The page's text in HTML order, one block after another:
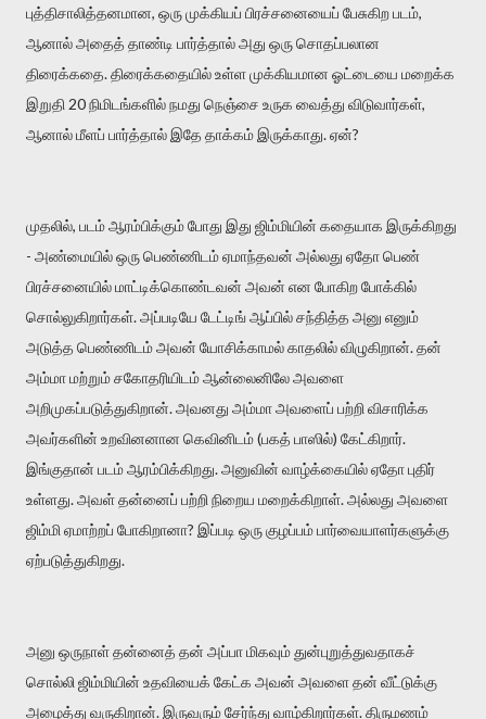
புத்திசாலித்தனமான, ஒரு முக்கியப் பிரச்சனையைப் பேசுகிற படம்,
ஆனால் அதைத் தாண்டி பார்த்தால் அது ஒரு சொதப்பலான
திரைக்கதை. திரைக்கதையில் உள்ள முக்கியமான ஓட்டையை மறைக்க
இறுதி 20 நிமிடங்களில் நமது நெஞ்சை உருக வைத்து விடுவார்கள்,
ஆனால் மீளப் பார்த்தால் இதே தாக்கம் இருக்காது. ஏன்?
முதலில், படம் ஆரம்பிக்கும் போது இது ஜிம்மியின் கதையாக இருக்கிறது
- அண்மையில் ஒரு பெண்ணிடம் ஏமாந்தவன் அல்லது ஏதோ பெண்
பிரச்சனையில் மாட்டிக்கொண்டவன் அவன் என போகிற போக்கில்
சொல்லுகிறார்கள். அப்படியே டேட்டிங் ஆப்பில் சந்தித்த அனு எனும்
அடுத்த பெண்ணிடம் அவன் யோசிக்காமல் காதலில் விழுகிறான். தன்
அம்மா மற்றும் சகோதரியிடம் ஆன்லைனிலே அவளை
அறிமுகப்படுத்துகிறான். அவனது அம்மா அவளைப் பற்றி விசாரிக்க
அவர்களின் உறவினனான கெவினிடம் (பகத் பாஸில்) கேட்கிறார்.
இங்குதான் படம் ஆரம்பிக்கிறது. அனுவின் வாழ்க்கையில் ஏதோ புதிர்
உள்ளது. அவள் தன்னைப் பற்றி நிறைய மறைக்கிறாள். அல்லது அவளை
ஜிம்மி ஏமாற்றப் போகிறானா? இப்படி ஒரு குழப்பம் பார்வையாளர்களுக்கு
ஏற்படுத்துகிறது.
அனு ஒருநாள் தன்னைத் தன் அப்பா மிகவும் துன்புறுத்துவதாகச்
சொல்லி ஜிம்மியின் உதவியைக் கேட்க அவன் அவளை தன் வீட்டுக்கு
அழைத்து வருகிறான். இருவரும் சேர்ந்து வாழ்கிறார்கள். திருமணம்